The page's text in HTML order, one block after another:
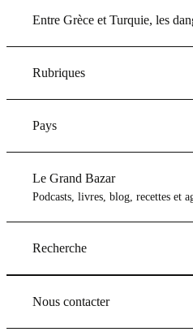
Entre Grèce et Turquie, les
Rubriques
Pays
Le Grand Bazar
Podcasts, livres, blog, recettes et
Recherche
Nous contacter